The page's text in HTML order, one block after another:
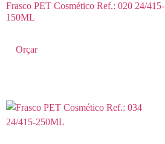
Frasco PET Cosmético Ref.: 020 24/415-
150ML
Orçar